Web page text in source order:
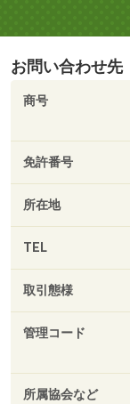
お問い合わせ先
商号
免許番号
所在地
TEL
取引態様
管理コード
所属協会など